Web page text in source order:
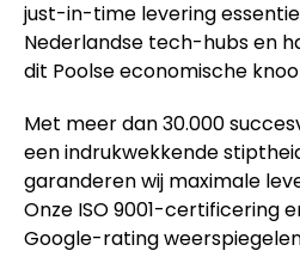
just-in-time levering
Nederlandse tech-hubs en
dit Poolse economische
Met meer dan 30.000
een indrukwekkende
garanderen wij maximale
Onze ISO 9001-certificering
Google-rating